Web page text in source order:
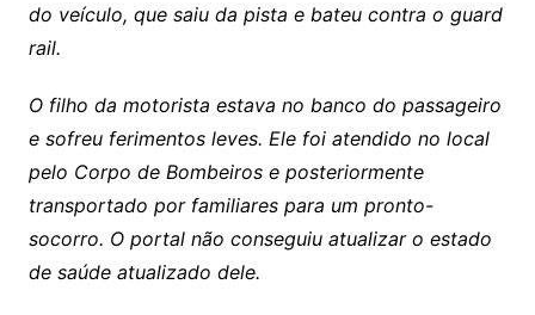
do veículo, que saiu da pista e bateu contra o guard
rail.
O filho da motorista estava no banco do passageiro
e sofreu ferimentos leves. Ele foi atendido no local
pelo Corpo de Bombeiros e posteriormente
transportado por familiares para um pronto-
socorro. O portal não conseguiu atualizar o estado
de saúde atualizado dele.